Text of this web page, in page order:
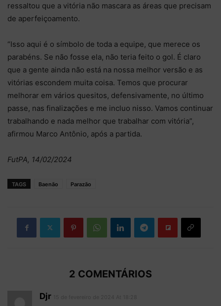
ressaltou que a vitória não mascara as áreas que precisam
de aperfeiçoamento.
“Isso aqui é o símbolo de toda a equipe, que merece os
parabéns. Se não fosse ela, não teria feito o gol. É claro
que a gente ainda não está na nossa melhor versão e as
vitórias escondem muita coisa. Temos que procurar
melhorar em vários quesitos, defensivamente, no último
passe, nas finalizações e me incluo nisso. Vamos continuar
trabalhando e nada melhor que trabalhar com vitória”,
afirmou Marco Antônio, após a partida.
FutPA, 14/02/2024
TAGS Baenão Parazão
2 COMENTÁRIOS
Djr